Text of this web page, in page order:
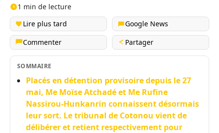
1 min de lecture
Lire plus tard
Google News
Commenter
Partager
SOMMAIRE
Placés en détention provisoire depuis le 27
mai, Me Moïse Atchadé et Me Rufine
Nassirou-Hunkanrin connaissent désormais
leur sort. Le tribunal de Cotonou vient de
délibérer et retient respectivement pour